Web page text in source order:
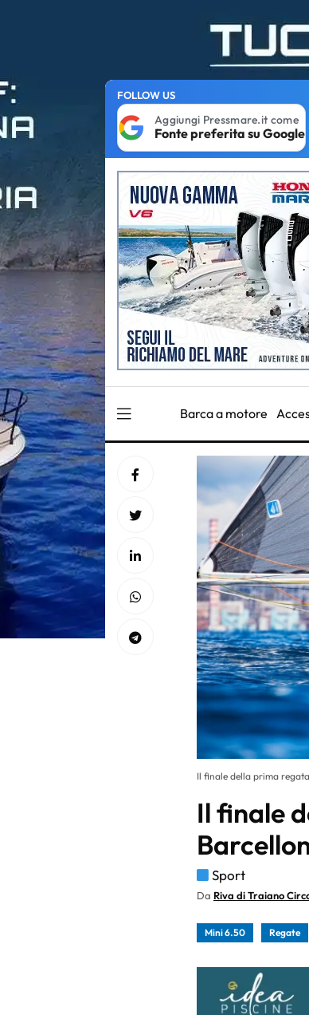
FOLLOW US
Aggiungi Pressmare.it come
Fonte preferita su Google
Barca a motore
Il finale della prima
Il finale
Sport
Da Riva di Traiano
Mini 6.50 Regate